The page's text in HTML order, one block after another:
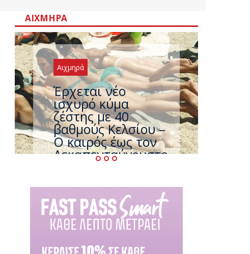
ΑΙΧΜΗΡΆ
Αιχμηρά
Άφαντος ο
Τσίπρας… την ώρα
που η χώρα
καίγεται